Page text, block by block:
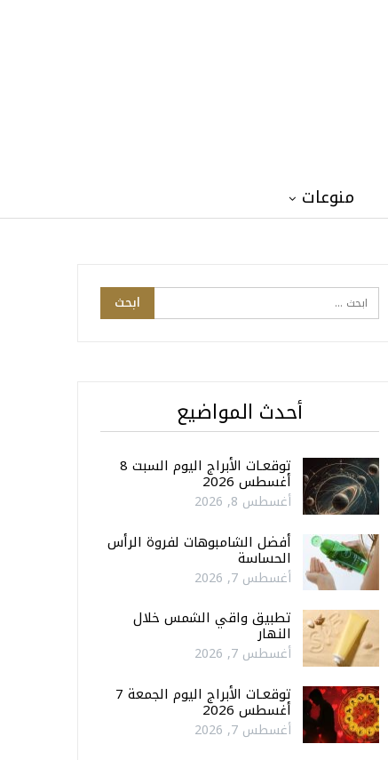
منوعات
أحدث المواضيع
توقعـات الأبراج اليوم السبت 8
أغسطس 2026
أغسطس 8, 2026
أفضل الشامبوهات لفروة الرأس
الحساسة
أغسطس 7, 2026
تطبيق واقي الشمس خلال
النهار
أغسطس 7, 2026
توقعـات الأبراج اليوم الجمعة 7
أغسطس 2026
أغسطس 7, 2026